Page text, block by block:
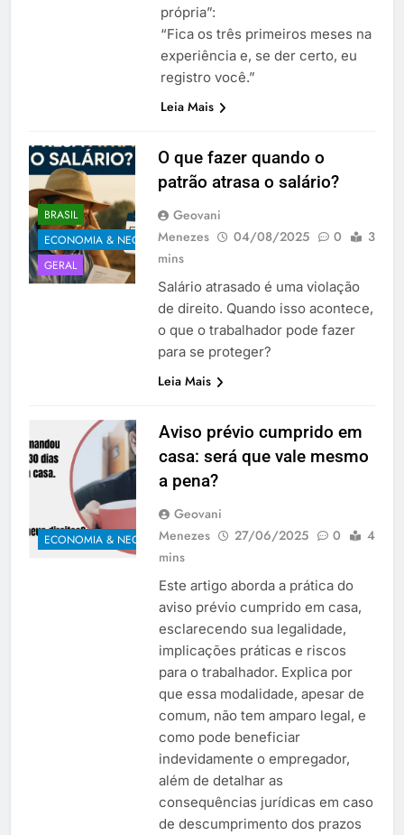
própria”:
“Fica os três primeiros meses na
experiência e, se der certo, eu
registro você.”
Leia Mais
BRASIL
ECONOMIA & NEGÓCIOS
GERAL
O que fazer quando o
patrão atrasa o salário?
Geovani
Menezes
04/08/2025 0
3
mins
Salário atrasado é uma violação
de direito. Quando isso acontece,
o que o trabalhador pode fazer
para se proteger?
Leia Mais
ECONOMIA & NEGÓCIOS
Aviso prévio cumprido em
casa: será que vale mesmo
a pena?
Geovani
Menezes
27/06/2025 0
4
mins
Este artigo aborda a prática do
aviso prévio cumprido em casa,
esclarecendo sua legalidade,
implicações práticas e riscos
para o trabalhador. Explica por
que essa modalidade, apesar de
comum, não tem amparo legal, e
como pode beneficiar
indevidamente o empregador,
além de detalhar as
consequências jurídicas em caso
de descumprimento dos prazos